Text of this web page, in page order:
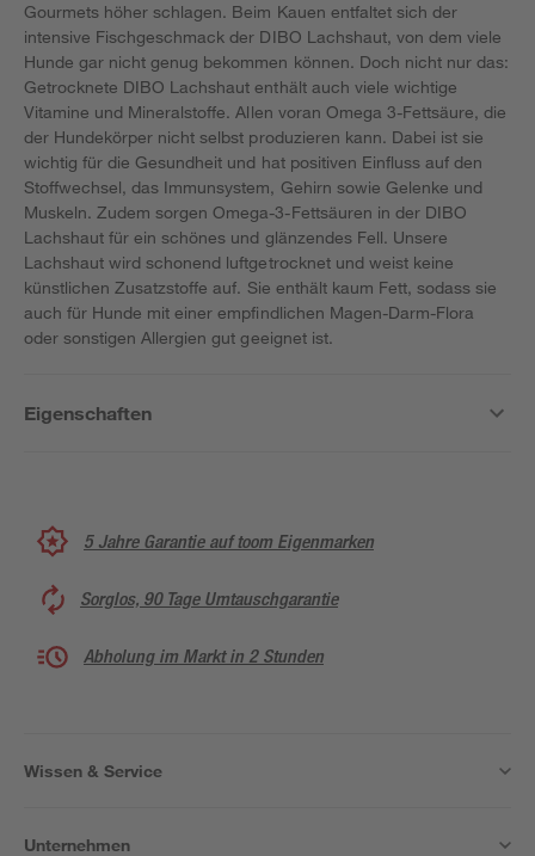
Gourmets höher schlagen. Beim Kauen entfaltet sich der
intensive Fischgeschmack der DIBO Lachshaut, von dem viele
Hunde gar nicht genug bekommen können. Doch nicht nur das:
Getrocknete DIBO Lachshaut enthält auch viele wichtige
Vitamine und Mineralstoffe. Allen voran Omega 3-Fettsäure, die
der Hundekörper nicht selbst produzieren kann. Dabei ist sie
wichtig für die Gesundheit und hat positiven Einfluss auf den
Stoffwechsel, das Immunsystem, Gehirn sowie Gelenke und
Muskeln. Zudem sorgen Omega-3-Fettsäuren in der DIBO
Lachshaut für ein schönes und glänzendes Fell. Unsere
Lachshaut wird schonend luftgetrocknet und weist keine
künstlichen Zusatzstoffe auf. Sie enthält kaum Fett, sodass sie
auch für Hunde mit einer empfindlichen Magen-Darm-Flora
oder sonstigen Allergien gut geeignet ist.
Eigenschaften
5 Jahre Garantie auf toom Eigenmarken
Sorglos, 90 Tage Umtauschgarantie
Abholung im Markt in 2 Stunden
Wissen & Service
Unternehmen